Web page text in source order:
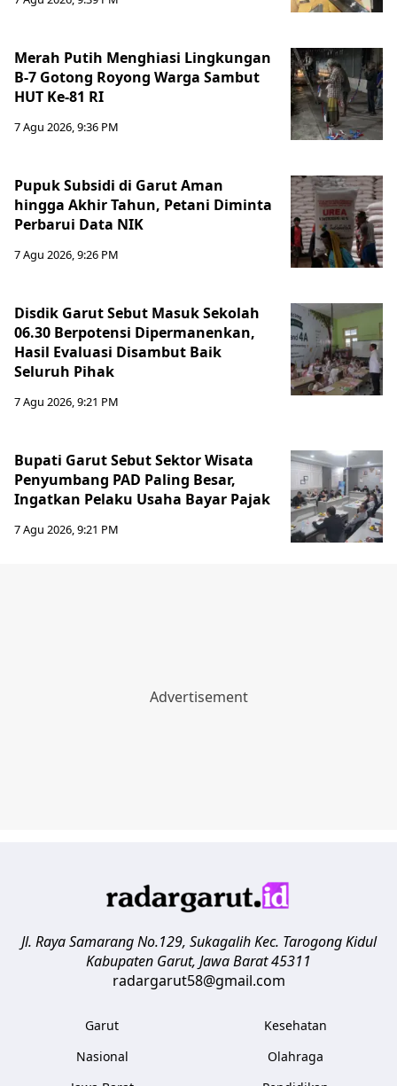
Merah Putih Menghiasi Lingkungan
B-7 Gotong Royong Warga Sambut
HUT Ke-81 RI
7 Agu 2026, 9:36 PM
Pupuk Subsidi di Garut Aman
hingga Akhir Tahun, Petani Diminta
Perbarui Data NIK
7 Agu 2026, 9:26 PM
Disdik Garut Sebut Masuk Sekolah
06.30 Berpotensi Dipermanenkan,
Hasil Evaluasi Disambut Baik
Seluruh Pihak
7 Agu 2026, 9:21 PM
Bupati Garut Sebut Sektor Wisata
Penyumbang PAD Paling Besar,
Ingatkan Pelaku Usaha Bayar Pajak
7 Agu 2026, 9:21 PM
Jl. Raya Samarang No.129, Sukagalih Kec. Tarogong Kidul
Kabupaten Garut, Jawa Barat45311
radargarut58@gmail.com
Garut
Nasional
Kesehatan
Olahraga